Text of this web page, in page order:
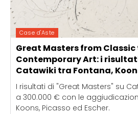
Case d'Aste
Great Masters from Classic
Contemporary Art: i
Catawiki tra Fontana,
I risultati di "Great Masters" su
a 300.000 € con le
Koons, Picasso ed Escher.